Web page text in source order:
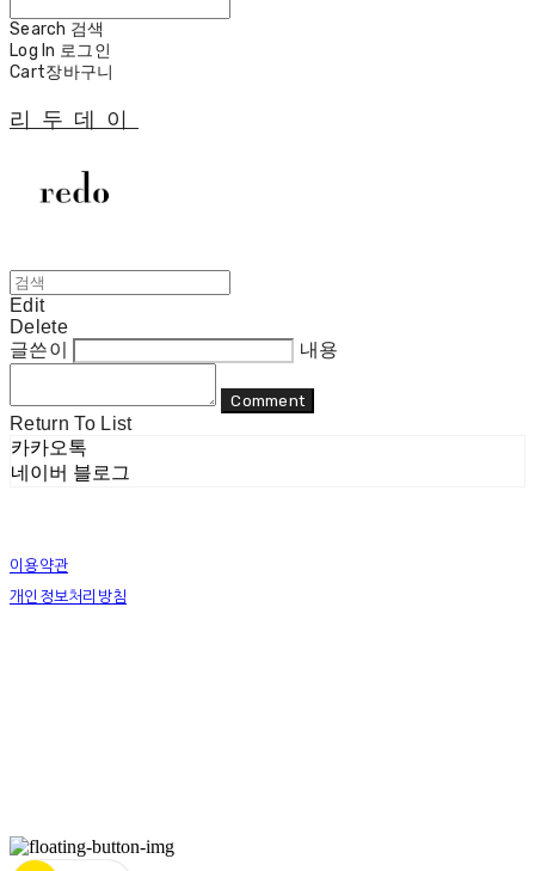
Search 검색
Log In 로그인
Cart장바구니
리두데이
Edit
Delete
글쓴이
내용
Comment
Return To List
카카오톡
네이버 블로그
이용약관
개인정보처리방침